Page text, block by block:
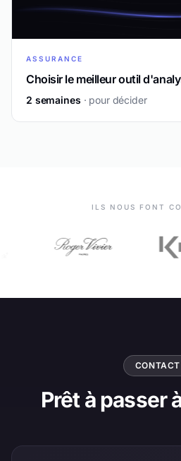
ASSURANCE
Choisir le meilleur outil
2 semaines · pour décider
ILS NOUS FONT
Roger Vivier
Befimmo
Kanonik
CONTACT
Prêt à passer